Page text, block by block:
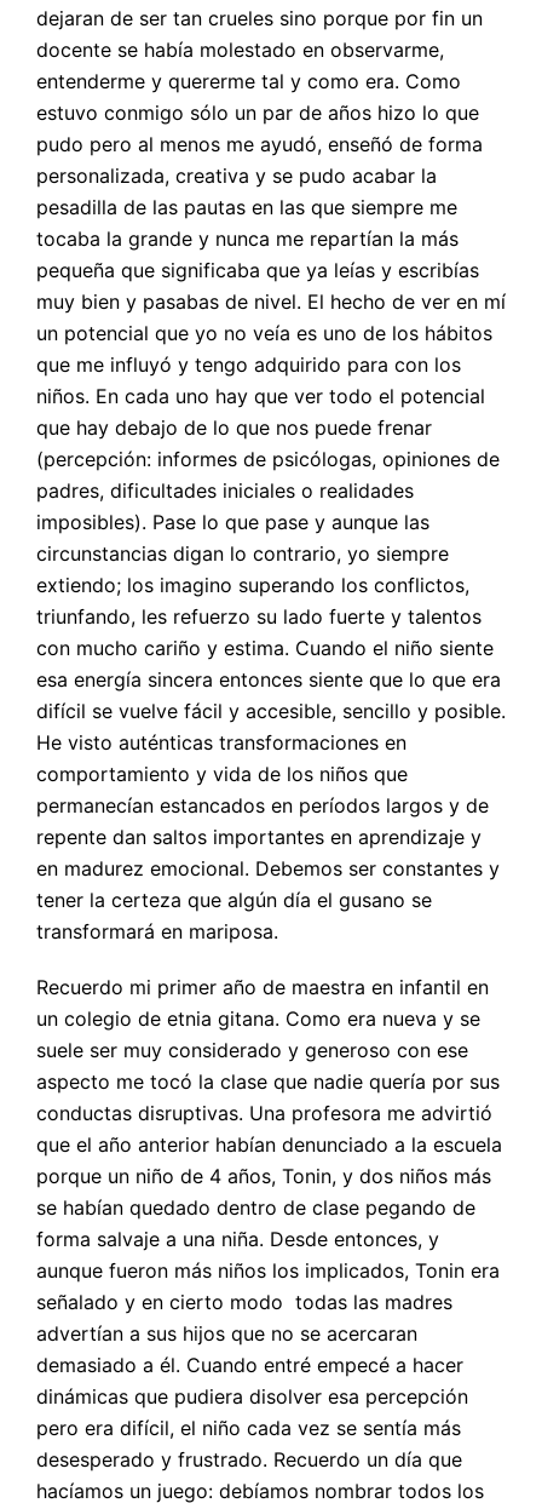
dejaran de ser tan crueles sino porque por fin un
docente se había molestado en observarme,
entenderme y quererme tal y como era. Como
estuvo conmigo sólo un par de años hizo lo que
pudo pero al menos me ayudó, enseñó de forma
personalizada, creativa y se pudo acabar la
pesadilla de las pautas en las que siempre me
tocaba la grande y nunca me repartían la más
pequeña que significaba que ya leías y escribías
muy bien y pasabas de nivel. El hecho de ver en mí
un potencial que yo no veía es uno de los hábitos
que me influyó y tengo adquirido para con los
niños. En cada uno hay que ver todo el potencial
que hay debajo de lo que nos puede frenar
(percepción: informes de psicólogas, opiniones de
padres, dificultades iniciales o realidades
imposibles). Pase lo que pase y aunque las
circunstancias digan lo contrario, yo siempre
extiendo; los imagino superando los conflictos,
triunfando, les refuerzo su lado fuerte y talentos
con mucho cariño y estima. Cuando el niño siente
esa energía sincera entonces siente que lo que era
difícil se vuelve fácil y accesible, sencillo y posible.
He visto auténticas transformaciones en
comportamiento y vida de los niños que
permanecían estancados en períodos largos y de
repente dan saltos importantes en aprendizaje y
en madurez emocional. Debemos ser constantes y
tener la certeza que algún día el gusano se
transformará en mariposa.
Recuerdo mi primer año de maestra en infantil en
un colegio de etnia gitana. Como era nueva y se
suele ser muy considerado y generoso con ese
aspecto me tocó la clase que nadie quería por sus
conductas disruptivas. Una profesora me advirtió
que el año anterior habían denunciado a la escuela
porque un niño de 4 años, Tonin, y dos niños más
se habían quedado dentro de clase pegando de
forma salvaje a una niña. Desde entonces, y
aunque fueron más niños los implicados, Tonin era
señalado y en cierto modo todas las madres
advertían a sus hijos que no se acercaran
demasiado a él. Cuando entré empecé a hacer
dinámicas que pudiera disolver esa percepción
pero era difícil, el niño cada vez se sentía más
desesperado y frustrado. Recuerdo un día que
hacíamos un juego: debíamos nombrar todos los